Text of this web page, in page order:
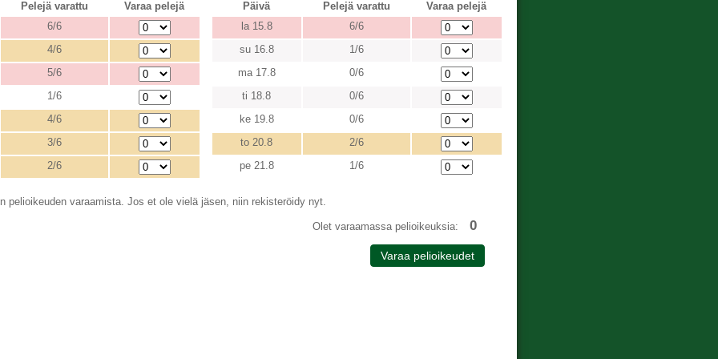
Pelejä varattu
Varaa pelejä
6/6
4/6
5/6
1/6
4/6
3/6
2/6
Päivä Pelejä varattu
Varaa pelejä
la 15.8
6/6
su 16.8
1/6
ma 17.8
0/6
ti 18.8
0/6
ke 19.8
0/6
to 20.8
2/6
pe 21.8
1/6
pelioikeuden varaamista. Jos et ole vielä jäsen, niin rekisteröidy nyt.
Olet varaamassa pelioikeuksia: 0